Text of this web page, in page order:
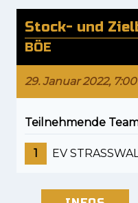
Stock- und
BÖE
29. Januar 2022, 7:00
Teilnehmende
1 EV